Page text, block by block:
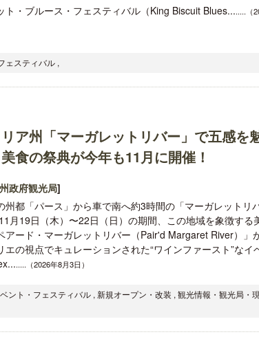
ト・ブルース・フェスティバル（King Biscuit Blues........（
ェスティバル ,
ア州「マーガレットリバー」で五感を
食の祭典が今年も11月に開催！
政府観光局]
州都「パース」から車で南へ約3時間の「マーガレットリ
月19日（木）〜22日（日）の期間、この地域を象徴する
アード・マーガレットリバー（Pair'd Margaret River）」
エの視点でキュレーションされた“ワインファースト”なイ
.....（2026年8月3日）
ト・フェスティバル , 新規オープン・改装 , 観光情報・観光局・